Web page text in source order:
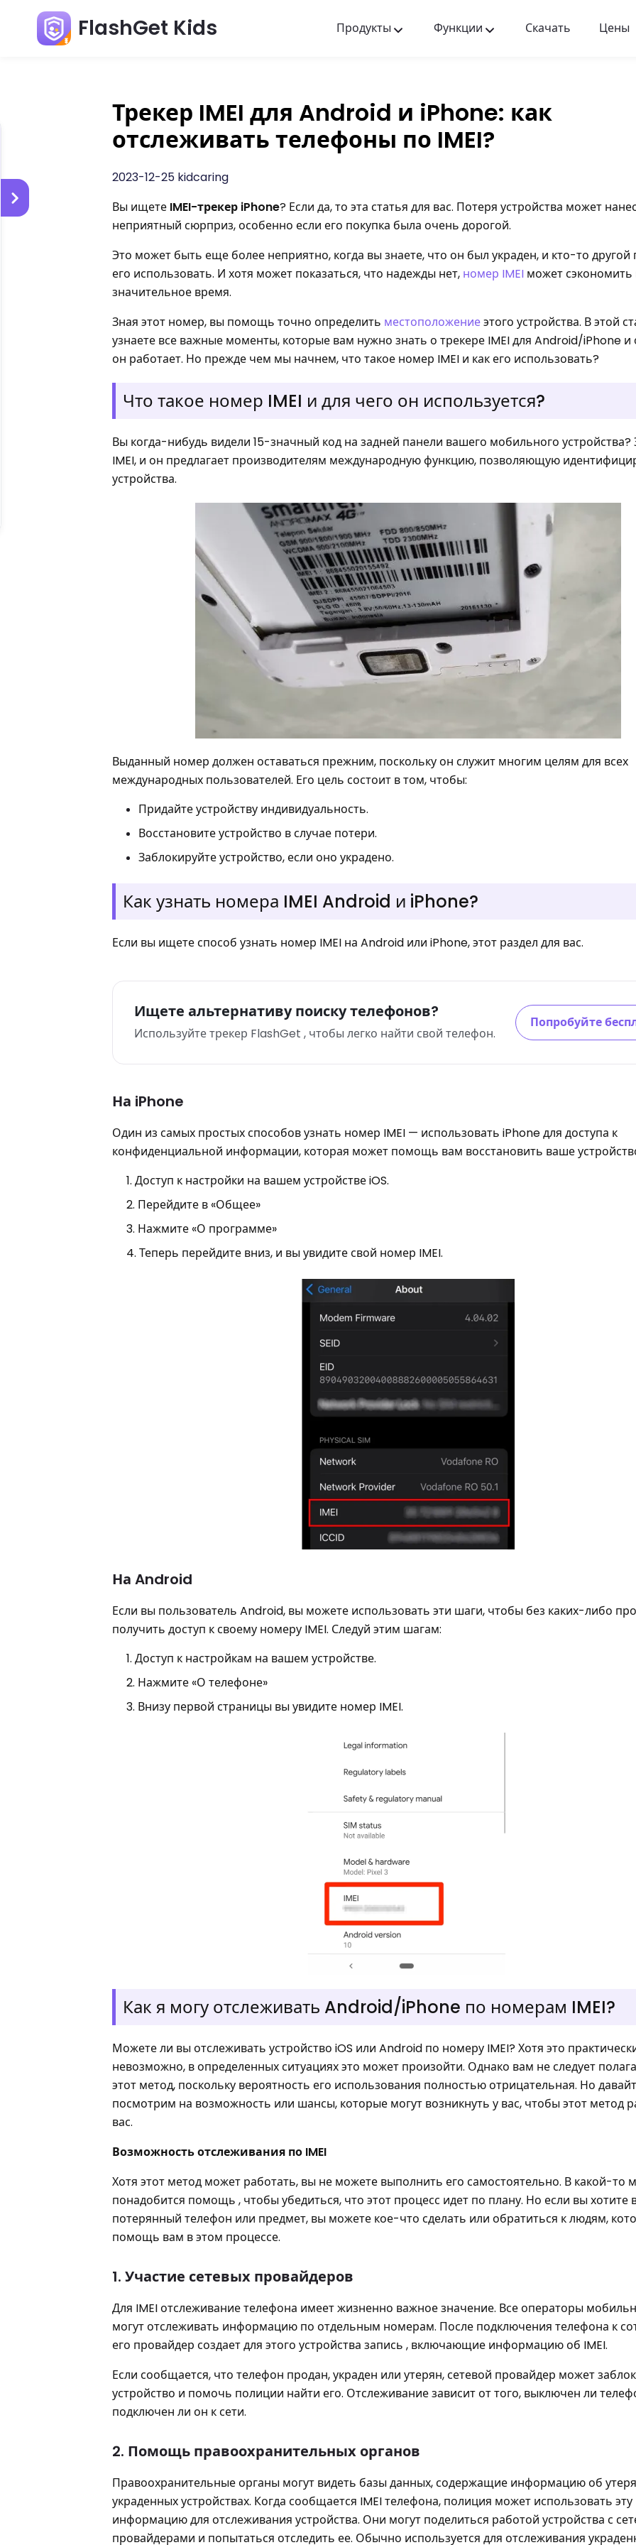
FlashGet Kids Продукты
FlashGet Finder
Антиугонная безопасность вашего телефона —
наша ответственность.
Функции Скачать Цены
Трекер IMEI для Android и iPhone: как
отслеживать телефоны по IMEI?
2023-12-25 kidcaring
Вы ищете IMEI-трекер iPhone? Если да, то эта статья для вас. Потеря устройства может
неприятный сюрприз, особенно если его покупка была очень дорогой.
Это может быть еще более неприятно, когда вы знаете, что он был украден, и кто-то другой
его использовать. И хотя может показаться, что надежды нет, номер IMEI может сэкономить
значительное время.
Зная этот номер, вы помощь точно определить местоположениеэтого устройства. В этой
узнаете все важные моменты, которые вам нужно знать о трекере IMEI для Android/iPhone и
он работает. Но прежде чем мы начнем, что такое номер IMEI и как его использовать?
Что такое номер IMEI и для чего он используется?
Вы когда-нибудь видели 15-значный код на задней панели вашего мобильного
IMEI, и он предлагает производителям международную функцию, позволяющую
устройства.
Выданный номер должен оставаться прежним, поскольку он служит многим целям для всех
международных пользователей. Его цель состоит в том, чтобы:
Придайте устройству индивидуальность.
Восстановите устройство в случае потери.
Заблокируйте устройство, если оно украдено.
Как узнать номера IMEI Android и iPhone?
Если вы ищете способ узнать номер IMEI на Android или iPhone, этот раздел для вас.
Ищете альтернативу поиску телефонов?
Используйте трекер FlashGet , чтобы легко найти свой телефон.
Попробуйте
На iPhone
Один из самых простых способов узнать номер IMEI — использовать iPhone для доступа к
конфиденциальной информации, которая может помощь вам восстановить ваше
Доступ к настройки на вашем устройстве iOS.
Перейдите в «Общее»
Нажмите «О программе»
Теперь перейдите вниз, и вы увидите свой номер IMEI.
На Android
Если вы пользователь Android, вы можете использовать эти шаги, чтобы без каких-либо
получить доступ к своему номеру IMEI. Следуй этим шагам:
Доступ к настройкам на вашем устройстве.
Нажмите «О телефоне»
Внизу первой страницы вы увидите номер IMEI.
Как я могу отслеживать Android/iPhone по номерам IMEI?
Можете ли вы отслеживать устройство iOS или Android по номеру IMEI? Хотя это
невозможно, в определенных ситуациях это может произойти. Однако вам не следует
этот метод, поскольку вероятность его использования полностью отрицательная. Но
посмотрим на возможность или шансы, которые могут возникнуть у вас, чтобы этот метод
вас.
Возможность отслеживания по IMEI
Хотя этот метод может работать, вы не можете выполнить его самостоятельно. В какой-то
понадобится помощь , чтобы убедиться, что этот процесс идет по плану. Но если вы хотите
потерянный телефон или предмет, вы можете кое-что сделать или обратиться к людям,
помощь вам в этом процессе.
1. Участие сетевых провайдеров
Для IMEI отслеживание телефона имеет жизненно важное значение. Все операторы
могут отслеживать информацию по отдельным номерам. После подключения телефона к
его провайдер создает для этого устройства запись , включающие информацию об IMEI.
Если сообщается, что телефон продан, украден или утерян, сетевой провайдер может
устройство и помочь полиции найти его. Отслеживание зависит от того, выключен ли
подключен ли он к сети.
2. Помощь правоохранительных органов
Правоохранительные органы могут видеть базы данных, содержащие информацию об
украденных устройствах. Когда сообщается IMEI телефона, полиция может использовать эту
информацию для отслеживания устройства. Они могут поделиться работой устройства с
провайдерами и попытаться отследить ее. Обычно используется для отслеживания